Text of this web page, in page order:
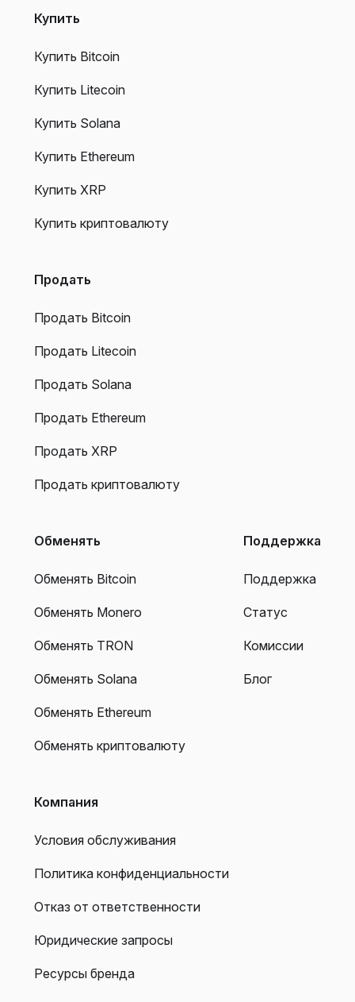
Купить
Купить Bitcoin
Купить Litecoin
Купить Solana
Купить Ethereum
Купить XRP
Купить криптовалюту
Продать
Продать Bitcoin
Продать Litecoin
Продать Solana
Продать Ethereum
Продать XRP
Продать криптовалюту
Обменять
Обменять Bitcoin
Обменять Monero
Обменять TRON
Обменять Solana
Обменять Ethereum
Обменять криптовалюту
Поддержка
Поддержка
Статус
Комиссии
Блог
Компания
Условия обслуживания
Политика конфиденциальности
Отказ от ответственности
Юридические запросы
Ресурсы бренда